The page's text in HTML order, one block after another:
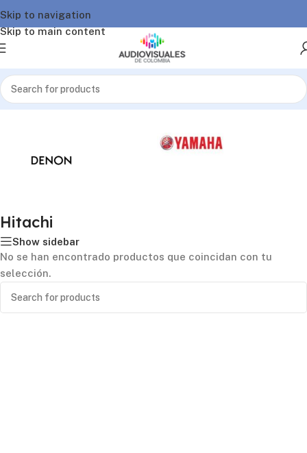
Skip to navigation
Skip to main content
Inicio/Hitachi
Hitachi
Show sidebar
No se han encontrado productos que coincidan con tu
selección.